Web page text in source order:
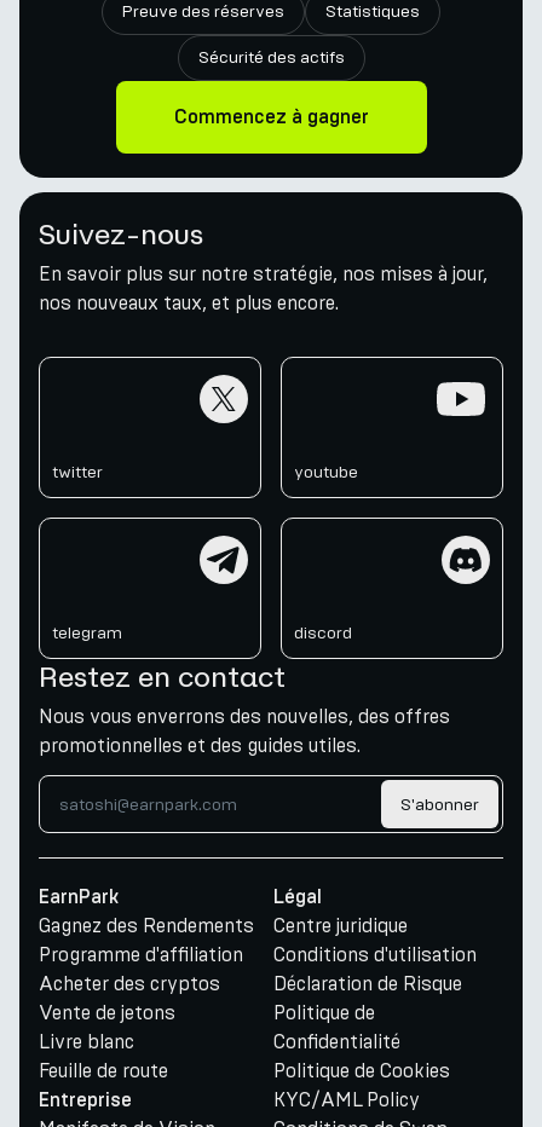
Preuve des réserves Statistiques
Sécurité des actifs
Commencez à gagner
Suivez-nous
En savoir plus sur notre stratégie, nos mises à jour,
nos nouveaux taux, et plus encore.
twitter youtube
telegram discord
Restez en contact
Nous vous enverrons des nouvelles, des offres
promotionnelles et des guides utiles.
S'abonner
EarnPark
Gagnez des Rendements
Programme d'affiliation
Acheter des cryptos
Vente de jetons
Livre blanc
Feuille de route
Entreprise
Légal
Centre juridique
Conditions d'utilisation
Déclaration de Risque
Politique de
Confidentialité
Politique de Cookies
KYC/AML Policy